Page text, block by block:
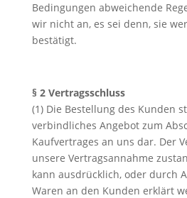
Bedingungen abweichende
wir nicht an, es sei denn, sie
bestätigt.
§ 2 Vertragsschluss
(1) Die Bestellung des Kunden
verbindliches Angebot zum
Kaufvertrages an uns dar. Der
unsere Vertragsannahme
kann ausdrücklich, oder durch
Waren an den Kunden erklärt